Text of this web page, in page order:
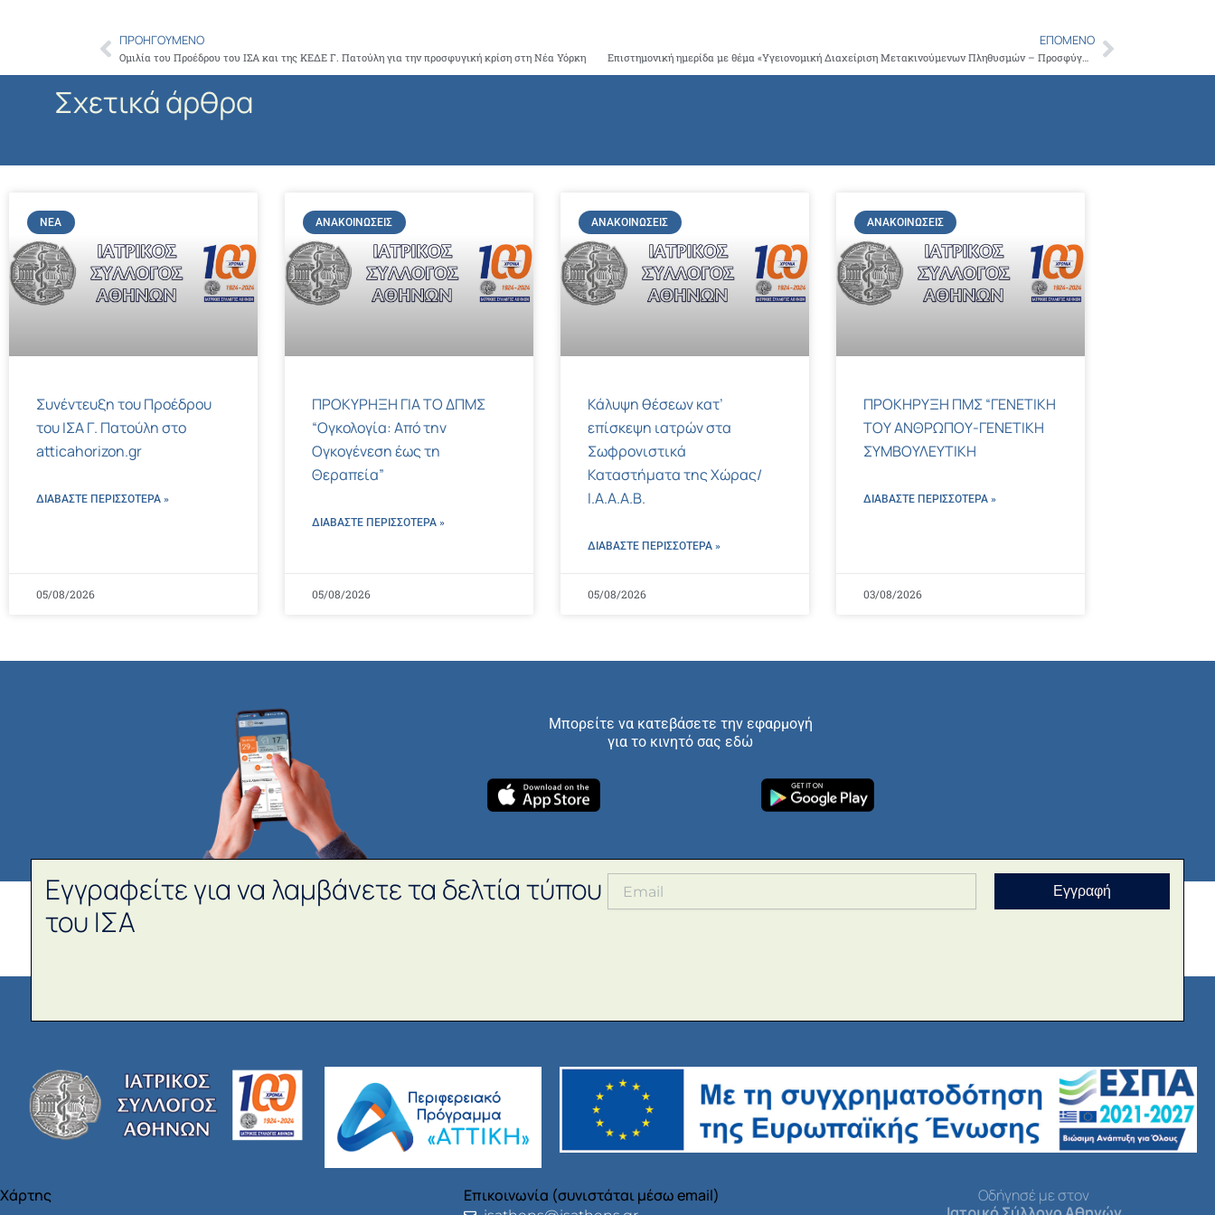
Prev
ΠΡΟΗΓΟΎΜΕΝΟ
Ομιλία του Προέδρου του ΙΣΑ και της ΚΕΔΕ Γ. Πατούλη για την προσφυγική κρίση στη Νέα Υόρκη
ΕΠΌΜΕΝΟ
Επιστημονική ημερίδα με θέμα «Υγειονομική Διαχείριση Μετακινούμενων Πληθυσμών – Προσφύγων», υπό την αιγίδα του ΙΣΑ (13 Απριλίου 2016) Next
Σχετικά άρθρα
ΝΈΑ
Συνέντευξη του Προέδρου
του ΙΣΑ Γ. Πατούλη στο
atticahorizon.gr
ΔΙΑΒΑΣΤΕ ΠΕΡΙΣΣΌΤΕΡΑ »
05/08/2026
ΑΝΑΚΟΙΝΏΣΕΙΣ
ΠΡΟΚΥΡΗΞΗ ΓΙΑ ΤΟ ΔΠΜΣ
“Ογκολογία: Από την
Ογκογένεση έως τη
Θεραπεία”
ΔΙΑΒΑΣΤΕ ΠΕΡΙΣΣΌΤΕΡΑ »
05/08/2026
ΑΝΑΚΟΙΝΏΣΕΙΣ
Κάλυψη θέσεων κατ’
επίσκεψη ιατρών στα
Σωφρονιστικά
Καταστήματα της Χώρας/
Ι.Α.Α.Α.Β.
ΔΙΑΒΑΣΤΕ ΠΕΡΙΣΣΌΤΕΡΑ »
05/08/2026
ΑΝΑΚΟΙΝΏΣΕΙΣ
ΠΡΟΚΗΡΥΞΗ ΠΜΣ “ΓΕΝΕΤΙΚΗ
ΤΟΥ ΑΝΘΡΩΠΟΥ-ΓΕΝΕΤΙΚΗ
ΣΥΜΒΟΥΛΕΥΤΙΚΗ
ΔΙΑΒΑΣΤΕ ΠΕΡΙΣΣΌΤΕΡΑ »
03/08/2026
Μπορείτε να κατεβάσετε την εφαρμογή
για το κινητό σας εδώ
Εγγραφείτε για να λαμβάνετε τα δελτία τύπου
του ΙΣΑ
Εγγραφή
Χάρτης Επικοινωνία (συνιστάται μέσω email)
Οδήγησέ με στον